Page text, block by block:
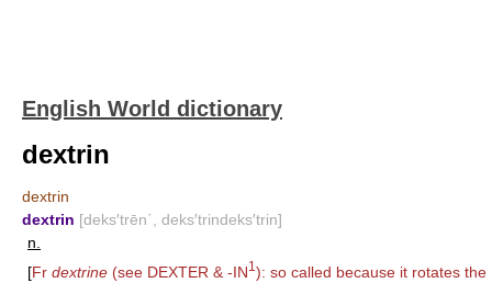
English World dictionary
dextrin
dextrin
dextrin [deks′trēn΄, deks′trindeks′trin]
n.
[Fr dextrine (see DEXTER & -IN1 ): so called because it rotates the